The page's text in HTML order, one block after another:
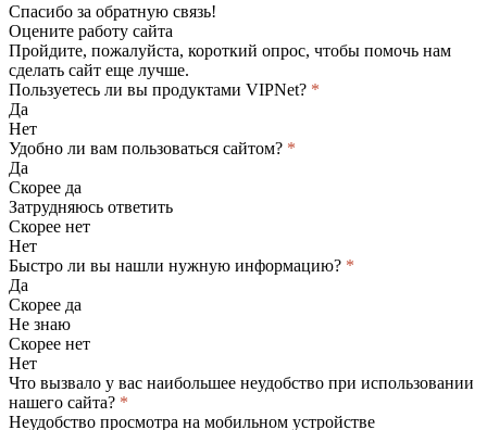
Спасибо за обратную связь!
Оцените работу сайта
Пройдите, пожалуйста, короткий опрос, чтобы помочь нам
сделать сайт еще лучше.
Пользуетесь ли вы продуктами VIPNet? *
Да
Нет
Удобно ли вам пользоваться сайтом? *
Да
Скорее да
Затрудняюсь ответить
Скорее нет
Нет
Быстро ли вы нашли нужную информацию? *
Да
Скорее да
Не знаю
Скорее нет
Нет
Что вызвало у вас наибольшее неудобство при использовании
нашего сайта? *
Неудобство просмотра на мобильном устройстве